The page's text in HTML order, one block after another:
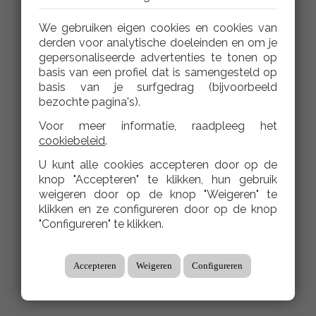
We gebruiken eigen cookies en cookies van
derden voor analytische doeleinden en om je
gepersonaliseerde advertenties te tonen op
basis van een profiel dat is samengesteld op
basis van je surfgedrag (bijvoorbeeld
bezochte pagina's).
Voor meer informatie, raadpleeg het
cookiebeleid.
U kunt alle cookies accepteren door op de
knop "Accepteren" te klikken, hun gebruik
weigeren door op de knop "Weigeren" te
klikken en ze configureren door op de knop
"Configureren" te klikken.
Accepteren Weigeren Configureren